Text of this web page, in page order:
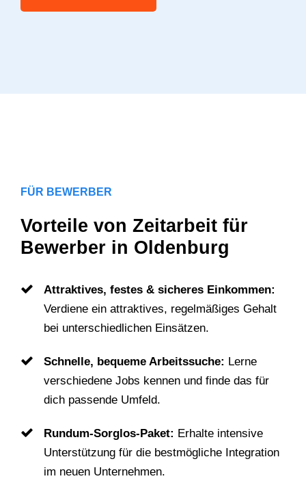
FÜR BEWERBER
Vorteile von Zeitarbeit für
Bewerber in Oldenburg
Attraktives, festes & sicheres Einkommen:
Verdiene ein attraktives, regelmäßiges Gehalt
bei unterschiedlichen Einsätzen.
Schnelle, bequeme Arbeitssuche: Lerne
verschiedene Jobs kennen und finde das für
dich passende Umfeld.
Rundum-Sorglos-Paket: Erhalte intensive
Unterstützung für die bestmögliche Integration
im neuen Unternehmen.